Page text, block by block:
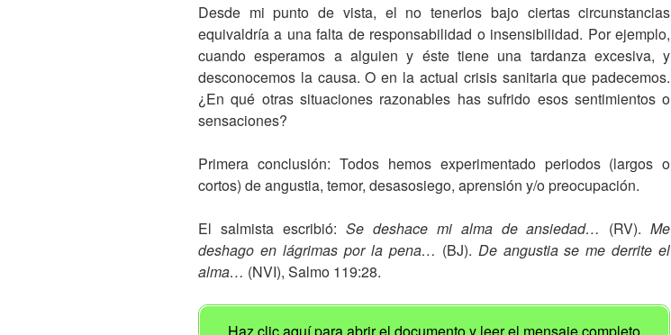
Desde mi punto de vista, el no tenerlos bajo ciertas circunstancias
equivaldría a una falta de responsabilidad o insensibilidad. Por ejemplo,
cuando esperamos a alguien y éste tiene una tardanza excesiva, y
desconocemos la causa. O en la actual crisis sanitaria que padecemos.
¿En qué otras situaciones razonables has sufrido esos sentimientos o
sensaciones?
Primera conclusión: Todos hemos experimentado periodos (largos o
cortos) de angustia, temor, desasosiego, aprensión y/o preocupación.
El salmista escribió: Se deshace mi alma de ansiedad… (RV). Me
deshago en lágrimas por la pena… (BJ). De angustia se me derrite el
alma… (NVI), Salmo 119:28.
Haz clic aquí para abrir el documento y leer el mensaje completo